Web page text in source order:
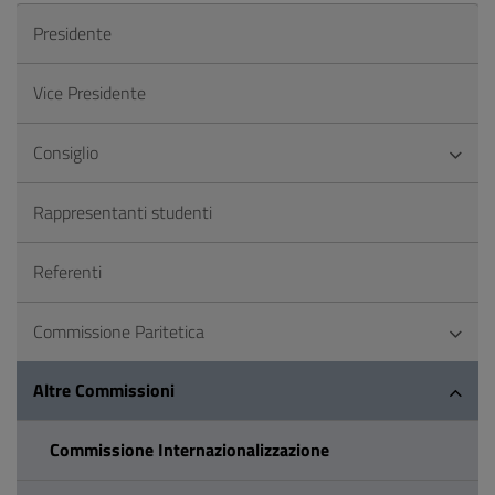
Presidente
Vice Presidente
Consiglio
Rappresentanti studenti
Referenti
Commissione Paritetica
Altre Commissioni
Commissione Internazionalizzazione